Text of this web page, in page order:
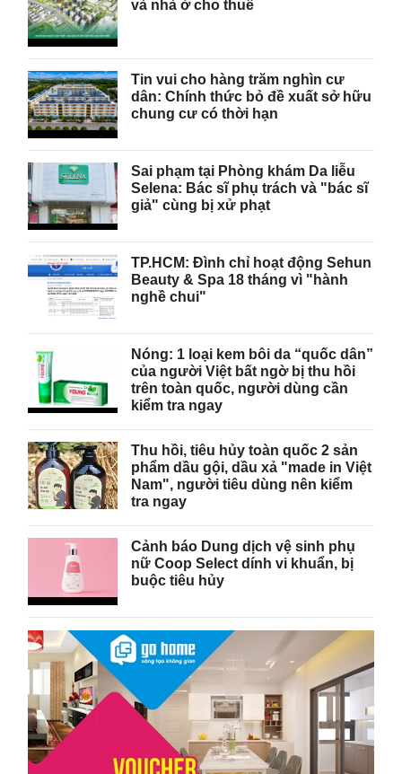
và nhà ở cho thuê
Tin vui cho hàng trăm nghìn cư
dân: Chính thức bỏ đề xuất sở hữu
chung cư có thời hạn
Sai phạm tại Phòng khám Da liễu
Selena: Bác sĩ phụ trách và "bác sĩ
giả" cùng bị xử phạt
TP.HCM: Đình chỉ hoạt động Sehun
Beauty & Spa 18 tháng vì "hành
nghề chui"
Nóng: 1 loại kem bôi da “quốc dân”
của người Việt bất ngờ bị thu hồi
trên toàn quốc, người dùng cần
kiểm tra ngay
Thu hồi, tiêu hủy toàn quốc 2 sản
phẩm dầu gội, dầu xả "made in Việt
Nam", người tiêu dùng nên kiểm
tra ngay
Cảnh báo Dung dịch vệ sinh phụ
nữ Coop Select dính vi khuẩn, bị
buộc tiêu hủy